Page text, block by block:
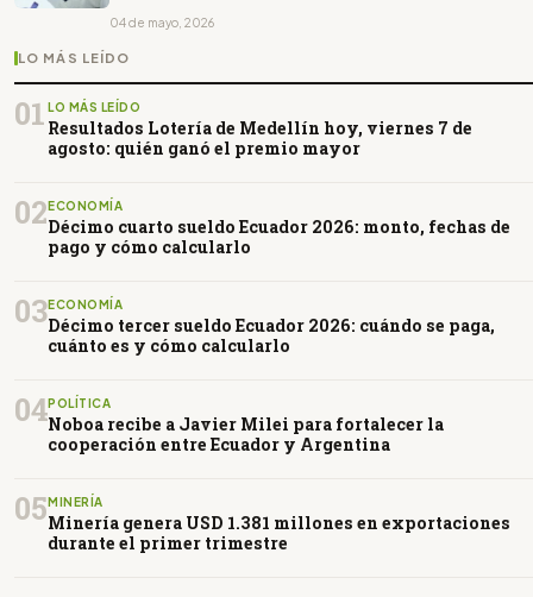
04 de mayo, 2026
LO MÁS LEÍDO
01 LO MÁS LEÍDO
Resultados Lotería de Medellín hoy, viernes 7 de
agosto: quién ganó el premio mayor
02ECONOMÍA
Décimo cuarto sueldo Ecuador 2026: monto, fechas de
pago y cómo calcularlo
03ECONOMÍA
Décimo tercer sueldo Ecuador 2026: cuándo se paga,
cuánto es y cómo calcularlo
04POLÍTICA
Noboa recibe a Javier Milei para fortalecer la
cooperación entre Ecuador y Argentina
05MINERÍA
Minería genera USD 1.381 millones en exportaciones
durante el primer trimestre